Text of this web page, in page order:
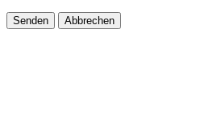
Senden Abbrechen